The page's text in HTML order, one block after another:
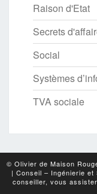
Raison d'Etat
Secrets
Social
Systèmes
TVA sociale
© Olivier de Maison
| Conseil – Ingénierie et
conseiller, vous